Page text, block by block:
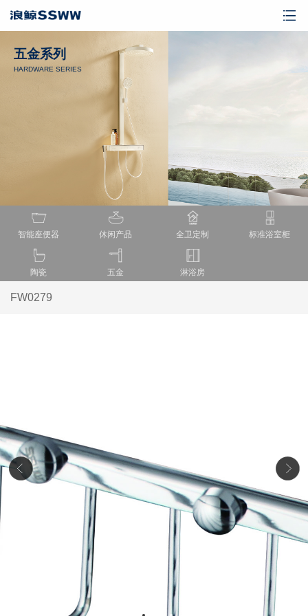
五金系列
HARDWARE SERIES
智能座便器 休闲产品 全卫定制 标准浴室柜
陶瓷 五金 淋浴房
FW0279